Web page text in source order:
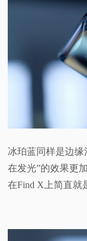
冰珀蓝同样是边
在发光”的效果更
在Find X上简直就